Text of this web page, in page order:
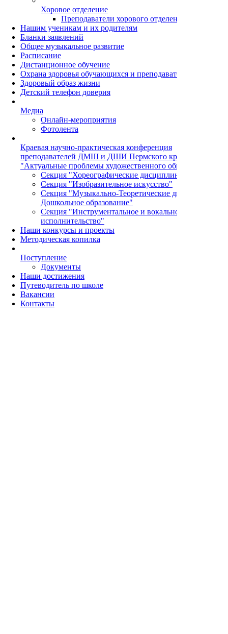
Хоровое отделение
Преподаватели хорового отделения
Нашим ученикам и их родителям
Бланки заявлений
Общее музыкальное развитие
Расписание
Дистанционное обучение
Охрана здоровья обучающихся и преподавателей
Здоровый образ жизни
Детский телефон доверия
Медиа
Онлайн-мероприятия
Фотолента
Краевая научно-практическая конференция
преподавателей ДМШ и ДШИ Пермского края
"Актуальные проблемы художественного образования"
Секция "Хореографические дисциплины"
Секция "Изобразительное искусство"
Секция "Музыкально-Теоретические дисциплины и
Дошкольное образование"
Секция "Инструментальное и вокальное
исполнительство"
Наши конкурсы и проекты
Методическая копилка
Поступление
Документы
Наши достижения
Путеводитель по школе
Вакансии
Контакты